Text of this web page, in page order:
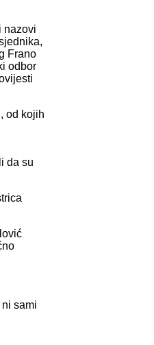
nazovi
Frano
odbor
od kojih
da su
sami